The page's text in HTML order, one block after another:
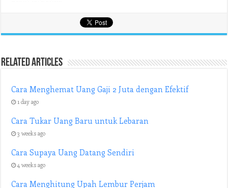
Related Articles
Cara Menghemat Uang Gaji 2 Juta dengan Efektif
1 day ago
Cara Tukar Uang Baru untuk Lebaran
3 weeks ago
Cara Supaya Uang Datang Sendiri
4 weeks ago
Cara Menghitung Upah Lembur Perjam